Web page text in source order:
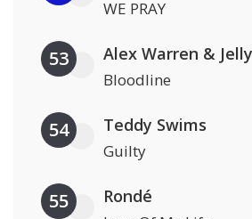
WE PRAY
53 Alex Warren &
Bloodline
54 Teddy Swims
Guilty
55 Rondé